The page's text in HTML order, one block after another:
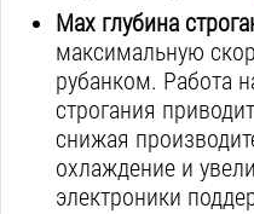
Max глубина
максимальную
рубанком. Работа
строгания
снижая
охлаждение и
электроники